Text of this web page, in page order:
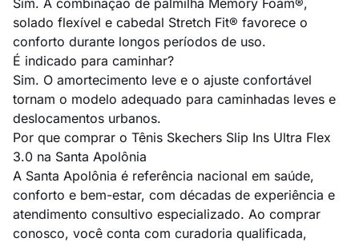
Sim. A combinação de palmilha Memory Foam®,
solado flexível e cabedal Stretch Fit® favorece o
conforto durante longos períodos de uso.
É indicado para caminhar?
Sim. O amortecimento leve e o ajuste confortável
tornam o modelo adequado para caminhadas leves e
deslocamentos urbanos.
Por que comprar o Tênis Skechers Slip Ins Ultra Flex
3.0 na Santa Apolônia
A Santa Apolônia é referência nacional em saúde,
conforto e bem-estar, com décadas de experiência e
atendimento consultivo especializado. Ao comprar
conosco, você conta com curadoria qualificada,